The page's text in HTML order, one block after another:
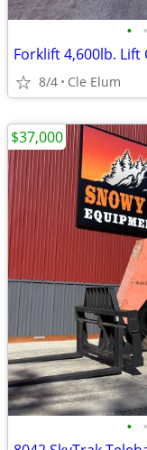
• •
Forklift 4,600lb. Lift
8/4 Cle Elum
• •
$37,000